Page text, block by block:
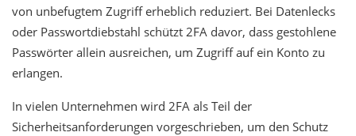
von unbefugtem Zugriff erheblich reduziert. Bei Datenlecks
oder Passwortdiebstahl schützt 2FA davor, dass gestohlene
Passwörter allein ausreichen, um Zugriff auf ein Konto zu
erlangen.
In vielen Unternehmen wird 2FA als Teil der
Sicherheitsanforderungen vorgeschrieben, um den Schutz